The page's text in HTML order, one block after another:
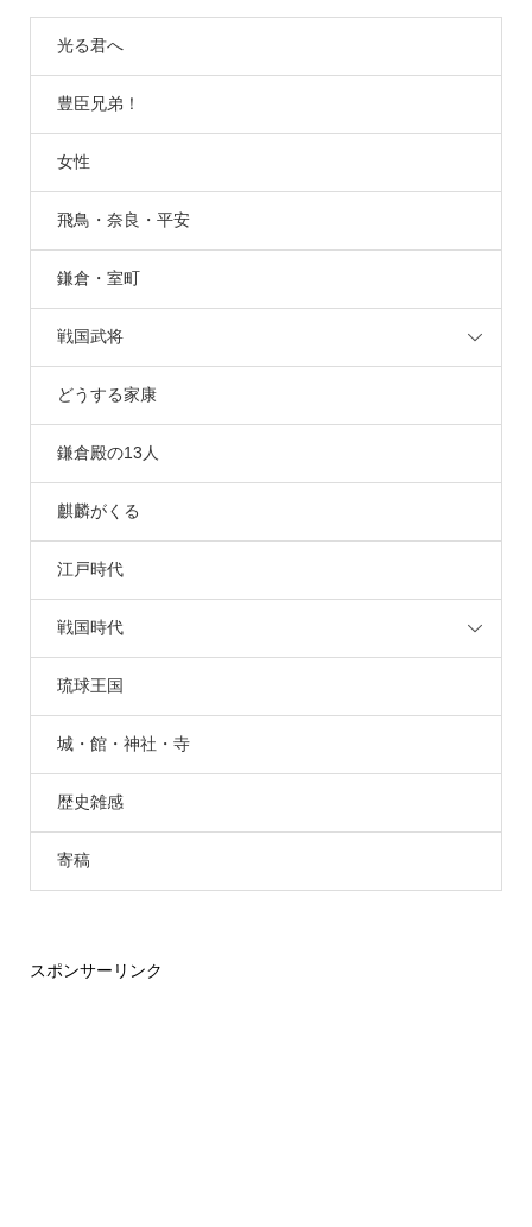
光る君へ
豊臣兄弟！
女性
飛鳥・奈良・平安
鎌倉・室町
戦国武将
どうする家康
鎌倉殿の13人
麒麟がくる
江戸時代
戦国時代
琉球王国
城・館・神社・寺
歴史雑感
寄稿
スポンサーリンク